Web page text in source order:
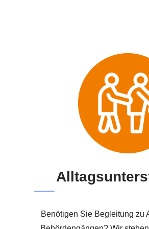
Benötigen Sie Begleitung zu